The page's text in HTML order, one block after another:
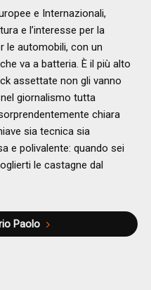
e Internazionali,
e l’interesse per la
le automobili, con un
va a batteria. È il più alto
assettate non gli vanno
giornalismo tutta
chiara
sia tecnica sia
e polivalente: quando sei
le castagne dal
Paolo